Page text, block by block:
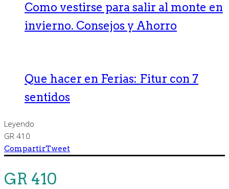
Como vestirse para salir al monte en
invierno. Consejos y Ahorro
Que hacer en Ferias: Fitur con 7
sentidos
Leyendo
GR 410
CompartirTweet
GR 410